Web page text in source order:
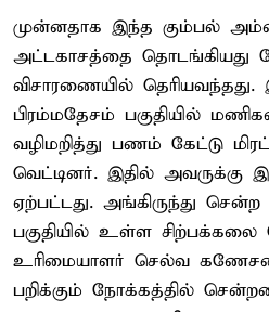
முன்னதாக இந்த கும்பல்
அட்டகாசத்தை தொடங்கியது
விசாரணையில்
பிரம்மதேசம் பகுதியில்
வழிமறித்து பணம் கேட்டு
வெட்டினர். இதில் அவருக்கு
ஏற்பட்டது. அங்கிருந்து
பகுதியில் உள்ள சிற்பக்கலை
உரிமையாளர் செல்வ
பறிக்கும் நோக்கத்தில்